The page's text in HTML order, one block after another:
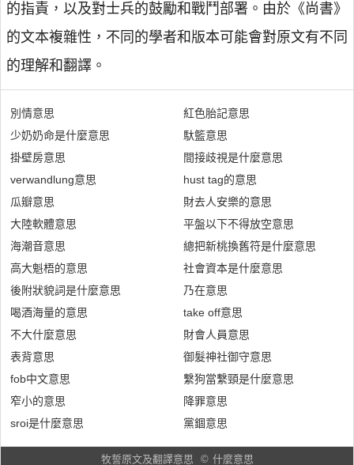
的指責，以及對士兵的鼓勵和戰鬥部署。由於《尚書》
的文本複雜性，不同的學者和版本可能會對原文有不同
的理解和翻譯。
別情意思
少奶奶命是什麼意思
掛壁房意思
verwandlung意思
瓜瓣意思
大陸軟體意思
海潮音意思
高大魁梧的意思
後附狀貌詞是什麼意思
喝酒海量的意思
不大什麼意思
表背意思
fob中文意思
窄小的意思
sroi是什麼意思
紅色胎記意思
馱籃意思
間接歧視是什麼意思
hust tag的意思
財去人安樂的意思
平盤以下不得放空意思
總把新桃換舊符是什麼意思
社會資本是什麼意思
乃在意思
take off意思
財會人員意思
御髮神社御守意思
繫狗當繫頸是什麼意思
降罪意思
黨錮意思
牧誓原文及翻譯意思 © 什麼意思